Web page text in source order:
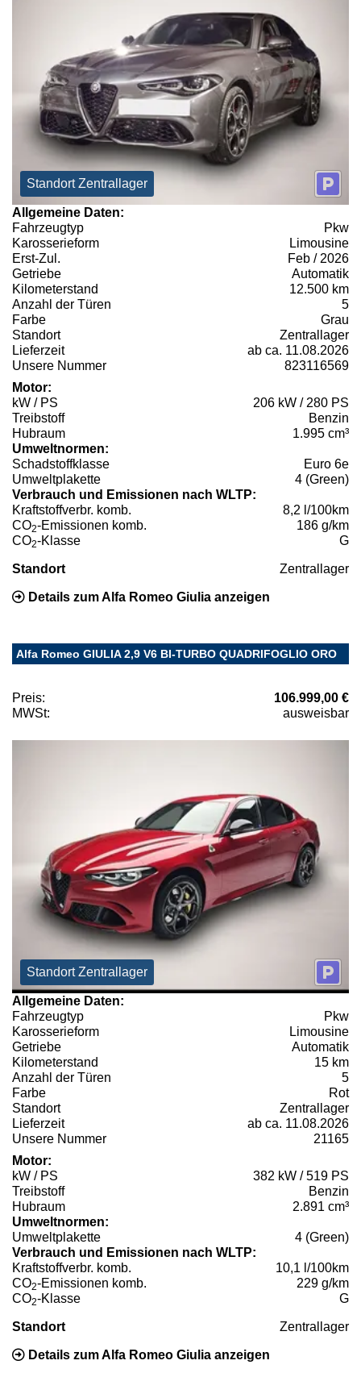
Standort Zentrallager
Allgemeine Daten:
Fahrzeugtyp
Pkw
Karosserieform
Limousine
Erst-Zul.
Feb / 2026
Getriebe
Automatik
Kilometerstand
12.500 km
Anzahl der Türen
5
Farbe
Grau
Standort
Zentrallager
Lieferzeit
ab ca. 11.08.2026
Unsere Nummer
823116569
Motor:
kW / PS
206 kW / 280 PS
Treibstoff
Benzin
Hubraum
1.995 cm³
Umweltnormen:
Schadstoffklasse
Euro 6e
Umweltplakette
4 (Green)
Verbrauch und Emissionen nach WLTP:
Kraftstoffverbr. komb.
8,2 l/100km
CO2-Emissionen komb.
186 g/km
CO2-Klasse G
Standort Zentrallager
Details zum Alfa Romeo Giulia anzeigen
Alfa Romeo GIULIA 2,9 V6 BI-TURBO QUADRIFOGLIO ORO
Preis:
106.999,00 €
MWSt:
ausweisbar
Standort Zentrallager
Allgemeine Daten:
Fahrzeugtyp
Pkw
Karosserieform
Limousine
Getriebe
Automatik
Kilometerstand
15 km
Anzahl der Türen
5
Farbe
Rot
Standort
Zentrallager
Lieferzeit
ab ca. 11.08.2026
Unsere Nummer
21165
Motor:
kW / PS
382 kW / 519 PS
Treibstoff
Benzin
Hubraum
2.891 cm³
Umweltnormen:
Umweltplakette
4 (Green)
Verbrauch und Emissionen nach WLTP:
Kraftstoffverbr. komb.
10,1 l/100km
CO2-Emissionen komb.
229 g/km
CO2-Klasse G
Standort Zentrallager
Details zum Alfa Romeo Giulia anzeigen